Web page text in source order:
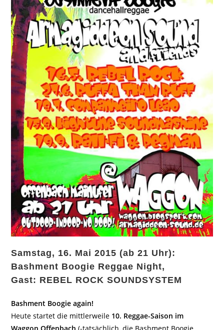
Samstag, 16. Mai 2015 (ab 21 Uhr):
Bashment Boogie Reggae Night,
Gast: REBEL ROCK SOUNDSYSTEM
Bashment Boogie again!
Heute startet die mittlerweile 10. Reggae-Saison im